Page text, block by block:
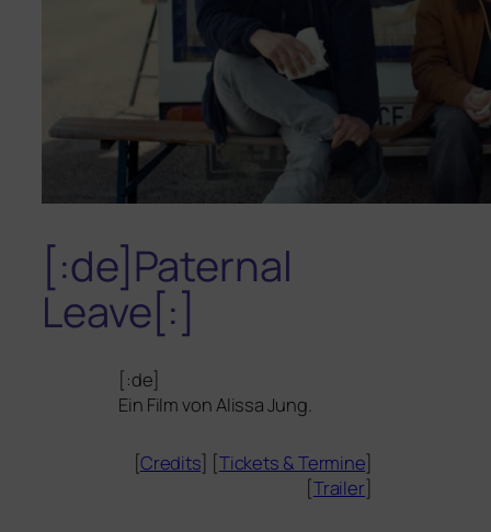
[:de]Paternal
Leave[:]
[:de]
Ein Film von Alissa Jung.
[Credits] [Tickets &Termine]
[Trailer]